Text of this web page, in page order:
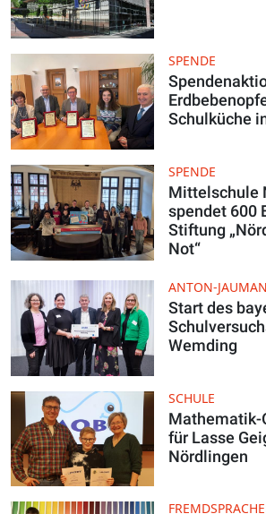
SPENDE
Schulküche
SPENDE
Mittelschule
spendet 600
Stiftung
Not“
ANTON-
Start des
Wemding
SCHULE
Mathematik-
für Lasse
Nördlingen